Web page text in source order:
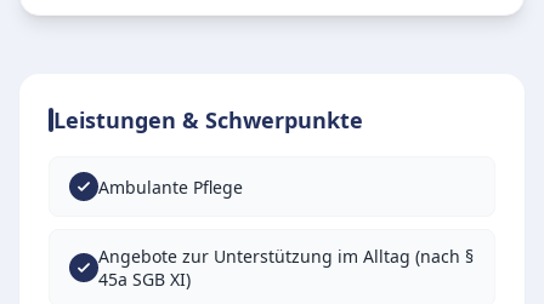
Leistungen & Schwerpunkte
Ambulante Pflege
Angebote zur Unterstützung im Alltag (nach §
45a SGB XI)